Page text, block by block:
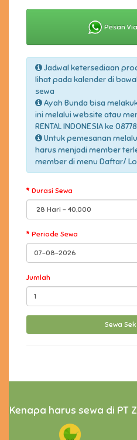
Pesan
Jadwal ketersediaan
lihat pada kalender di
sewa
Ayah Bunda bisa
ini melalui website atau
RENTAL INDONESIA ke
Untuk pemesanan
harus menjadi member
member di menu Daftar/
Durasi Sewa
Periode Sewa
Jumlah
Kenapa harus sewa di PT